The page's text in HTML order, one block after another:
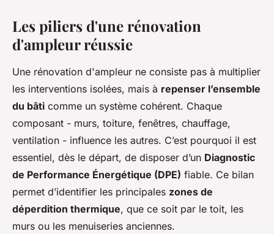
Les piliers d'une rénovation
d'ampleur réussie
Une rénovation d'ampleur ne consiste pas à multiplier
les interventions isolées, mais à repenser l’ensemble
du bâti comme un système cohérent. Chaque
composant - murs, toiture, fenêtres, chauffage,
ventilation - influence les autres. C’est pourquoi il est
essentiel, dès le départ, de disposer d’un Diagnostic
de Performance Énergétique (DPE) fiable. Ce bilan
permet d’identifier les principales zones de
déperdition thermique, que ce soit par le toit, les
murs ou les menuiseries anciennes.